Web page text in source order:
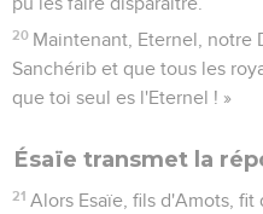
20 Maintenant, Eternel, notre
Sanchérib et que tous les
que toi seul es l'Eternel ! »
Ésaïe transmet la
21 Alors Esaïe, fils d'Amots, fit